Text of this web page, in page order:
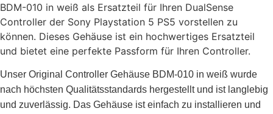
BDM-010 in weiß als Ersatzteil für Ihren DualSense
Controller der Sony Playstation 5 PS5 vorstellen zu
können. Dieses Gehäuse ist ein hochwertiges Ersatzteil
und bietet eine perfekte Passform für Ihren Controller.
Unser Original Controller Gehäuse BDM-010 in weiß wurde
nach höchsten Qualitätsstandards hergestellt und ist langlebig
und zuverlässig. Das Gehäuse ist einfach zu installieren und